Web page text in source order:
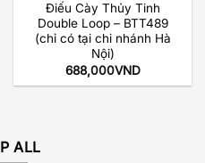
Điếu Cày Thủy Tinh
Double Loop – BTT489
(chỉ có tại chi nhánh Hà
Nội)
688,000VND
ALL